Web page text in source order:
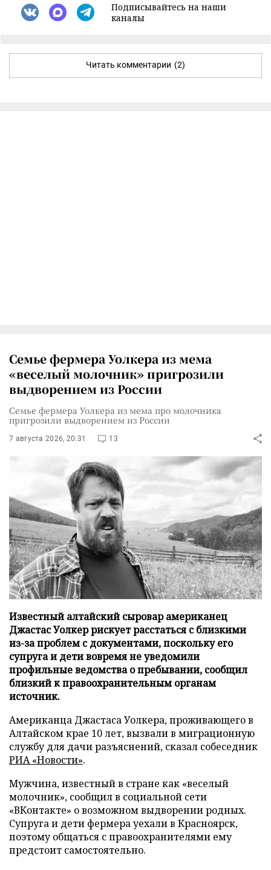
Подписывайтесь на наши
каналы
Читать комментарии (2)
Семье фермера Уолкера из мема
«веселый молочник» пригрозили
выдворением из России
Семье фермера Уолкера из мема про молочника
пригрозили выдворением из России
7 августа 2026, 20:31 13
Известный алтайский сыровар американец
Джастас Уолкер рискует расстаться с близкими
из-за проблем с документами, поскольку его
супруга и дети вовремя не уведомили
профильные ведомства о пребывании, сообщил
близкий к правоохранительным органам
источник.
Американца Джастаса Уолкера, проживающего в
Алтайском крае 10 лет, вызвали в миграционную
службу для дачи разъяснений, сказал собеседник
РИА «Новости».
Мужчина, известный в стране как «веселый
молочник», сообщил в социальной сети
«ВКонтакте» о возможном выдворении родных.
Супруга и дети фермера уехали в Красноярск,
поэтому общаться с правоохранителями ему
предстоит самостоятельно.